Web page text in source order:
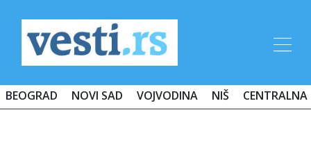
BEOGRAD NOVI SAD VOJVODINA NIŠ CENTRALNA